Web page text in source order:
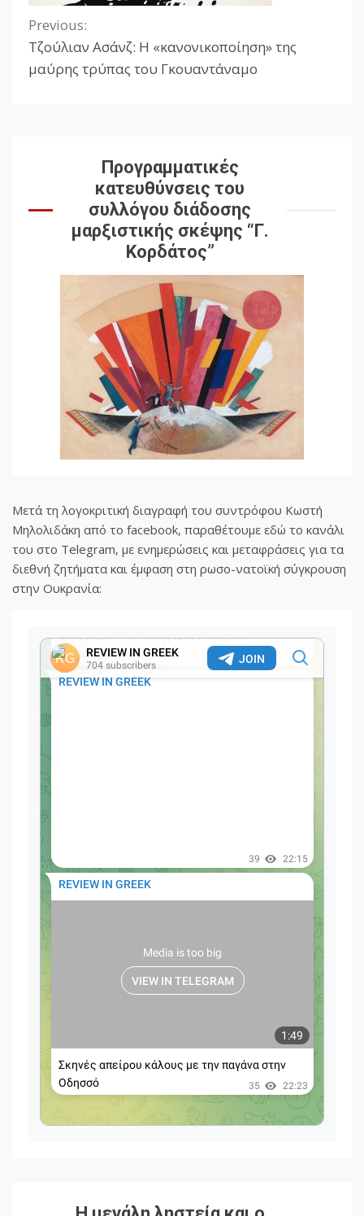
Continue
Reading
Previous:
Τζούλιαν Ασάνζ: Η «κανονικοποίηση» της
μαύρης τρύπας του Γκουαντάναμο
Προγραμματικές
κατευθύνσεις του
συλλόγου διάδοσης
μαρξιστικής σκέψης “Γ.
Κορδάτος”
Μετά τη λογοκριτική διαγραφή του συντρόφου Κωστή
Μηλολιδάκη από το facebook, παραθέτουμε εδώ το κανάλι
του στο Telegram, με ενημερώσεις και μεταφράσεις για τα
διεθνή ζητήματα και έμφαση στη ρωσο-νατοϊκή σύγκρουση
στην Ουκρανία: